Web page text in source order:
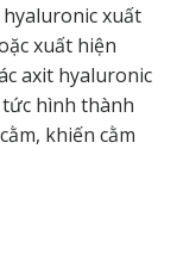
xuất
xuất hiện
axit hyaluronic
hình thành
khiến cằm